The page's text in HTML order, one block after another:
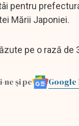
pentru
Mării Japoniei.
pe o rază
și pe Google